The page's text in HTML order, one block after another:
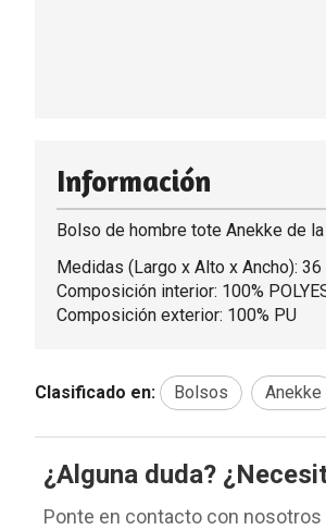
Información
Bolso de hombre tote Anekke de
Medidas (Largo x Alto x Ancho):
Composición interior: 100%
Composición exterior: 100% PU
Clasificado en: Bolsos Anekke
¿Alguna duda?
Ponte en contacto con